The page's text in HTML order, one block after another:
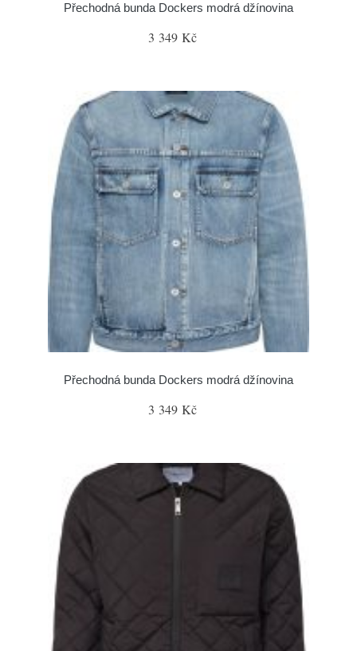
Přechodná bunda Dockers modrá džínovina
3 349 Kč
Přechodná bunda Dockers modrá džínovina
3 349 Kč